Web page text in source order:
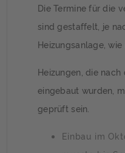
Die Termine für die
sind gestaffelt, je
Heizungsanlage,
Heizungen, die
eingebaut wurden,
geprüft sein.
Einbau im